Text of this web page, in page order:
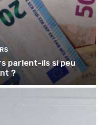
parlent-ils si peu
?